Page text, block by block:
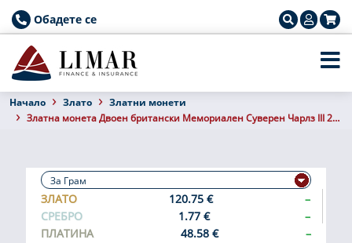
Обадете се
Началo Злато
Златни монети
Златна монета Двоен британски Мемориален Суверен Чарлз III 2022
ЗЛАТО 120.75 €
–
СРЕБРО
1.77 €
–
ПЛАТИНА
48.58 € –